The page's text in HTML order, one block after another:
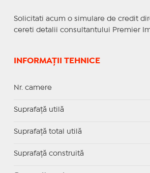
Solicitati acum o simulare de credit
cereti detalii consultantului Premier
INFORMAȚII TEHNICE
Nr. camere
Suprafaţă utilă
Suprafaţă total utilă
Suprafaţă construită